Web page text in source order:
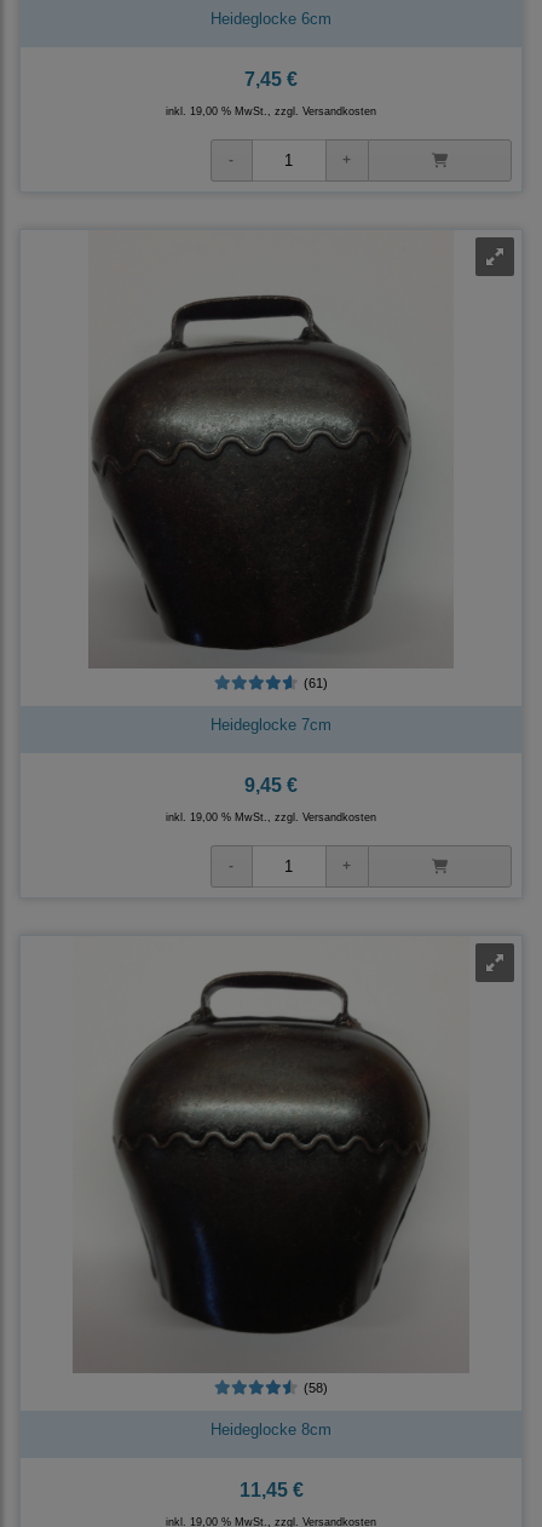
Heideglocke 6cm
7,45 €
inkl. 19,00 % MwSt., zzgl. Versandkosten
(61)
Heideglocke 7cm
9,45 €
inkl. 19,00 % MwSt., zzgl. Versandkosten
(58)
Heideglocke 8cm
11,45 €
inkl. 19,00 % MwSt., zzgl. Versandkosten